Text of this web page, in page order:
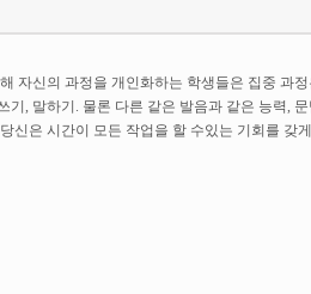
자신의 과정을 개인화하는 학생들은 집중 과정
, 말하기. 물론 다른 같은 발음과 같은 능력, 문
신은 시간이 모든 작업을 할 수있는 기회를 갖